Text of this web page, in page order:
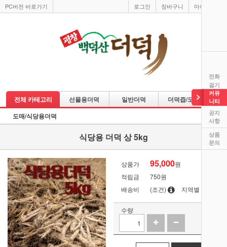
PC버전 바로가기 마이페이지
장바구니
로그인
전체 카테고리 선물용더덕 일반더덕
더덕즙/도라지즙
도매/식당용더덕
식당용 더덕 상 5kg
상품가 95,000원
적립금
750원
배송비
(조건) 지역별
수량
전화
걸기
커뮤
니티
공지
사항
상품
문의